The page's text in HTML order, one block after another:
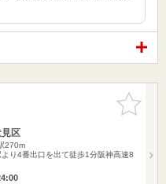
お気に入
りに追加
区
270m
り4番出口を出て徒歩1分阪神高速8